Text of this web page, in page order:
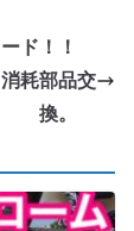
ード！！
耗部品交
換。